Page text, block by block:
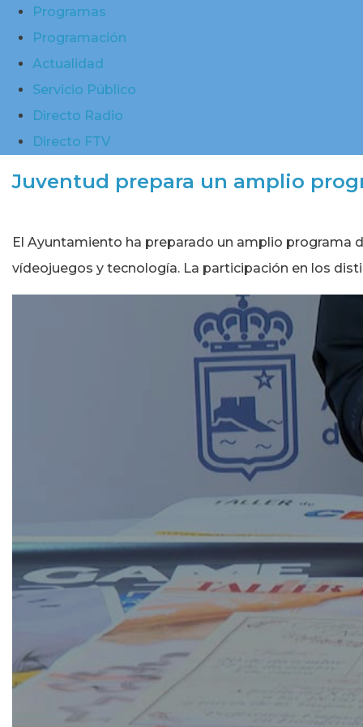
Programas
Programación
Actualidad
Servicio Público
Directo Radio
Directo FTV
Juventud prepara un amplio
El Ayuntamiento ha preparado un amplio programa
vídeojuegos y tecnología. La participación en los